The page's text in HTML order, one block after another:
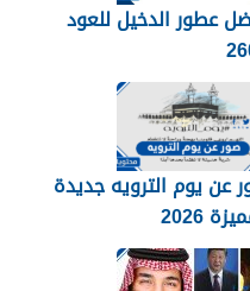
عطور الدخيل للعود
عن يوم الترويه جديدة
2026